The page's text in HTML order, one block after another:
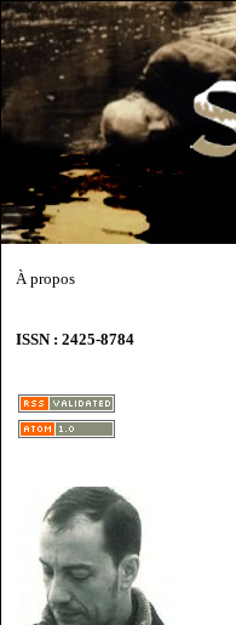
À propos
ISSN : 2425-8784